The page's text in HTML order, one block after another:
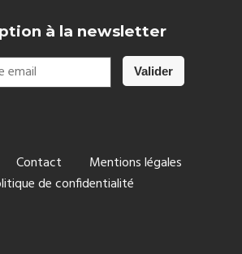
à la newsletter
Contact
Mentions légales
de confidentialité